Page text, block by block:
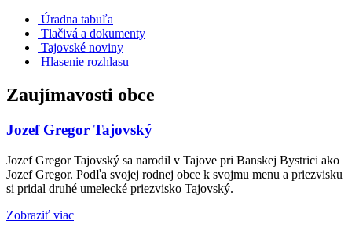
Úradna tabuľa
Tlačivá a dokumenty
Tajovské noviny
Hlasenie rozhlasu
Zaujímavosti obce
Jozef Gregor Tajovský
Jozef Gregor Tajovský sa narodil v Tajove pri Banskej Bystrici ako
Jozef Gregor. Podľa svojej rodnej obce k svojmu menu a priezvisku
si pridal druhé umelecké priezvisko Tajovský.
Zobraziť viac